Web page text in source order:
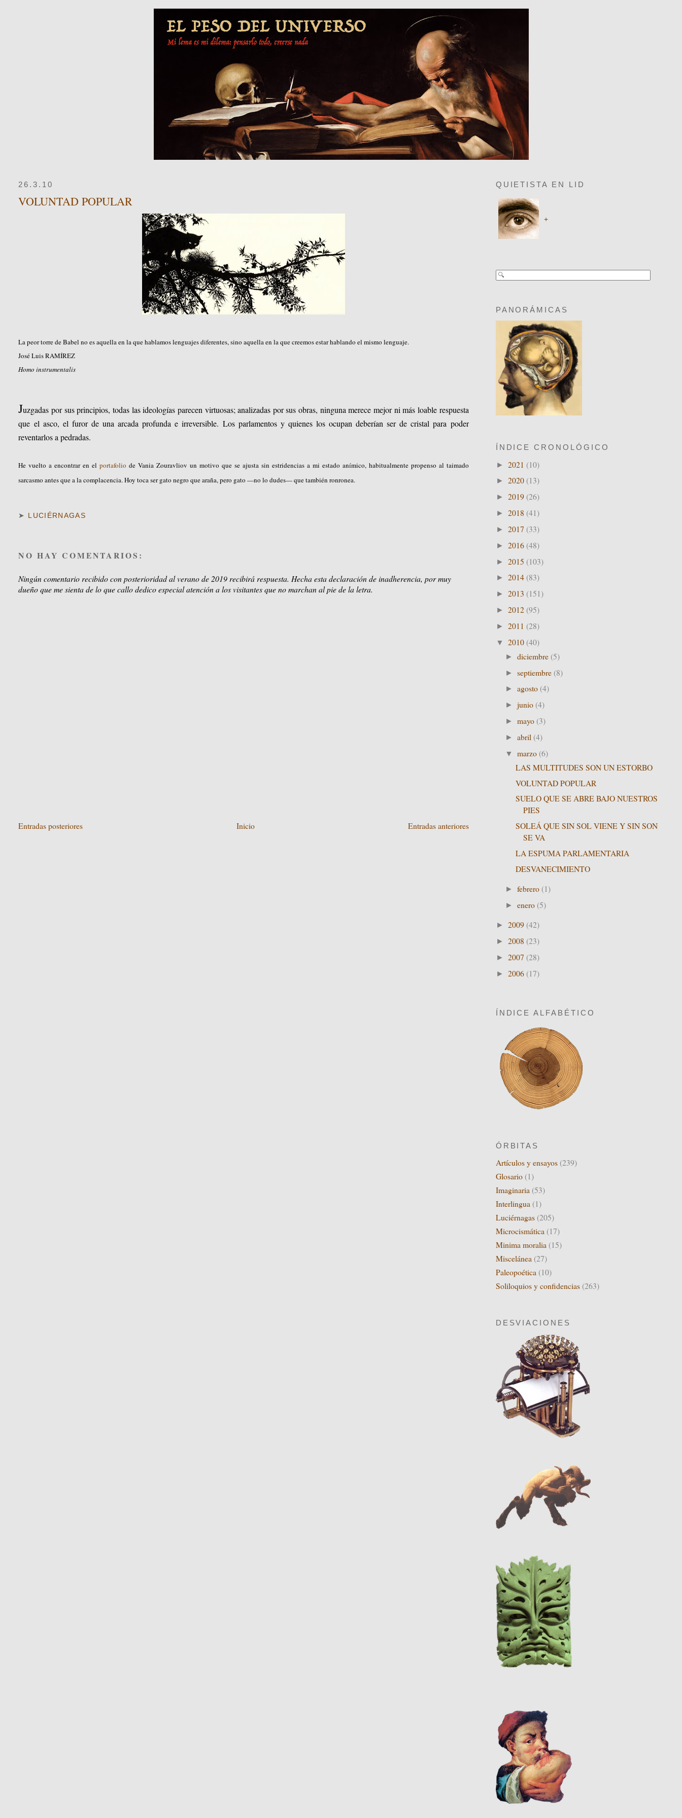
26.3.10
VOLUNTAD POPULAR
La peor torre de Babel no es aquella en la que hablamos lenguajes diferentes, sino aquella en la que creemos estar hablando el mismo lenguaje.
José Luis RAMÍREZ
Homo instrumentalis
Juzgadas por sus principios, todas las ideologías parecen virtuosas; analizadas por sus obras, ninguna merece mejor ni más loable respuesta
que el asco, el furor de una arcada profunda e irreversible. Los parlamentos y quienes los ocupan deberían ser de cristal para poder
reventarlos a pedradas.
He vuelto a encontrar en elportafolio de Vania Zouravliov un motivo que se ajusta sin estridencias a mi estado anímico, habitualmente propenso al taimado
sarcasmo antes que a la complacencia. Hoy toca ser gato negro que araña, pero gato —no lo dudes— que también ronronea.
➤ LUCIÉRNAGAS
NO HAY COMENTARIOS:
Ningún comentario recibido con posterioridad al verano de 2019 recibirá respuesta. Hecha esta declaración de inadherencia, por muy
dueño que me sienta de lo que callo dedico especial atención a los visitantes que no marchan al pie de la letra.
Entradas posteriores Entradas anteriores
Inicio
QUIETISTA EN LID
+
PANORÁMICAS
ÍNDICE CRONOLÓGICO
► 2021 (10)
► 2020 (13)
► 2019 (26)
► 2018 (41)
► 2017 (33)
► 2016 (48)
► 2015 (103)
► 2014 (83)
► 2013 (151)
► 2012 (95)
► 2011 (28)
▼ 2010 (40)
►diciembre (5)
►septiembre (8)
►agosto (4)
►junio (4)
►mayo (3)
►abril (4)
▼marzo (6)
LAS MULTITUDES SON UN ESTORBO
VOLUNTAD POPULAR
SUELO QUE SE ABRE BAJO NUESTROS
PIES
SOLEÁ QUE SIN SOL VIENE Y SIN SON
SE VA
LA ESPUMA PARLAMENTARIA
DESVANECIMIENTO
►febrero (1)
►enero (5)
► 2009 (42)
► 2008 (23)
► 2007 (28)
► 2006 (17)
ÍNDICE ALFABÉTICO
ÓRBITAS
Artículos y ensayos (239)
Glosario (1)
Imaginaria (53)
Interlingua (1)
Luciérnagas (205)
Microcismática (17)
Minima moralia (15)
Miscelánea (27)
Paleopoética (10)
Soliloquios y confidencias (263)
DESVIACIONES